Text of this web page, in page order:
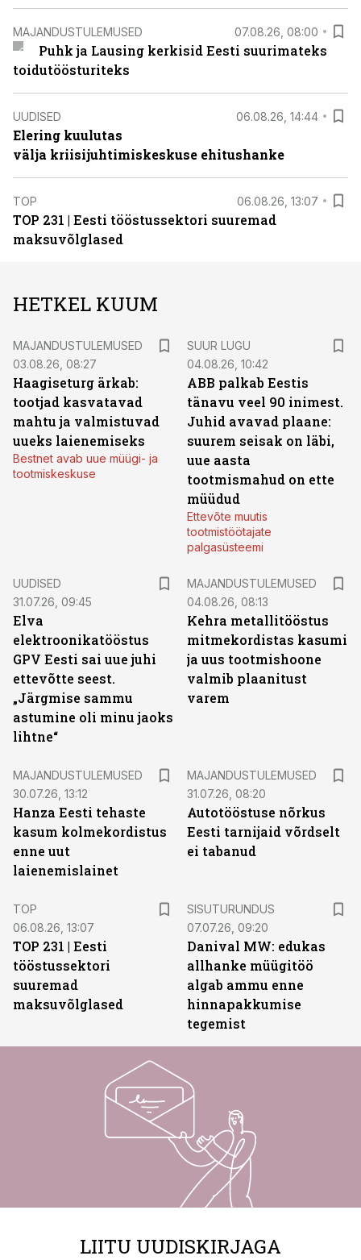
MAJANDUSTULEMUSED 07.08.26, 08:00
Puhk ja Lausing kerkisid Eesti suurimateks
toidutöösturiteks
UUDISED 06.08.26, 14:44
Elering kuulutas
välja kriisijuhtimiskeskuse ehitushanke
TOP 06.08.26, 13:07
TOP 231 | Eesti tööstussektori suuremad
maksuvõlglased
HETKEL KUUM
MAJANDUSTULEMUSED
03.08.26, 08:27
Haagiseturg ärkab:
tootjad kasvatavad
mahtu ja valmistuvad
uueks laienemiseks
Bestnet avab uue müügi- ja
tootmiskeskuse
SUUR LUGU
04.08.26, 10:42
ABB palkab Eestis
tänavu veel 90 inimest.
Juhid avavad plaane:
suurem seisak on läbi,
uue aasta
tootmismahud on ette
müüdud
Ettevõte muutis
tootmistöötajate
palgasüsteemi
UUDISED
31.07.26, 09:45
Elva
elektroonikatööstus
GPV Eesti sai uue juhi
ettevõtte seest.
„Järgmise sammu
astumine oli minu jaoks
lihtne“
MAJANDUSTULEMUSED
04.08.26, 08:13
Kehra metallitööstus
mitmekordistas kasumi
ja uus tootmishoone
valmib plaanitust
varem
MAJANDUSTULEMUSED
30.07.26, 13:12
Hanza Eesti tehaste
kasum kolmekordistus
enne uut
laienemislainet
MAJANDUSTULEMUSED
31.07.26, 08:20
Autotööstuse nõrkus
Eesti tarnijaid võrdselt
ei tabanud
TOP
06.08.26, 13:07
TOP 231 | Eesti
tööstussektori
suuremad
maksuvõlglased
SISUTURUNDUS
07.07.26, 09:20
Danival MW: edukas
allhanke müügitöö
algab ammu enne
hinnapakkumise
tegemist
LIITU UUDISKIRJAGA